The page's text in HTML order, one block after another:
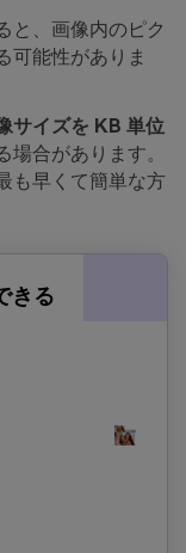
と、画像内のピク
可能性がありま
サイズを KB 単位
合があります。
も早くて簡単な方
きる